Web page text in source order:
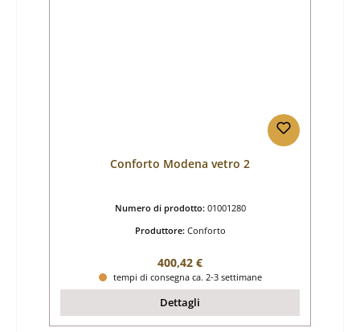
Conforto Modena vetro 2
Numero di prodotto: 01001280
Produttore: Conforto
Prezzo normale:
400,42 €
tempi di consegna ca. 2-3 settimane
Dettagli